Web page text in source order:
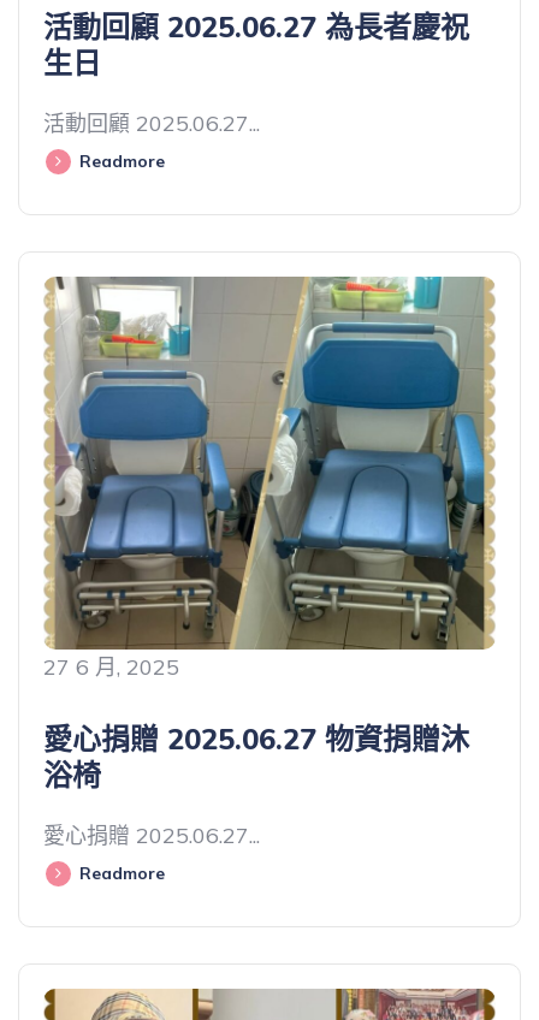
活動回顧 2025.06.27 為長者慶祝
生日
活動回顧 2025.06.27...
Readmore
27 6 月, 2025
愛心捐贈 2025.06.27 物資捐贈沐
浴椅
愛心捐贈 2025.06.27...
Readmore